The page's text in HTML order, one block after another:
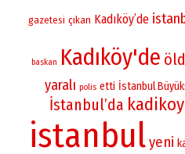
gazetesi çıkan Kadıköy’de
baskan Kadıköy'de
yaralı polis etti İstanbul
İstanbul’da
istanbul yeni